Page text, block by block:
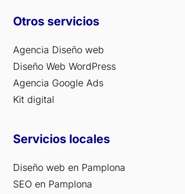
Otros servicios
Agencia Diseño web
Diseño Web WordPress
Agencia Google Ads
Kit digital
Servicios locales
Diseño web en Pamplona
SEO en Pamplona